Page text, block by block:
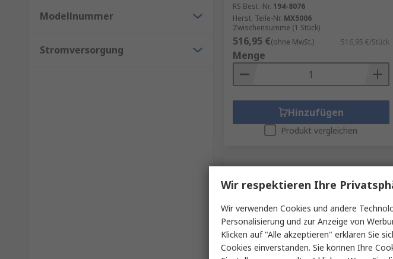
Modellnummer
Stromversorgung
RS Best.-Nr. 194-8076
Herst. Teile-Nr. MX5006
Zwischensumme (1 Stück)
516,95 €(ohne MwSt.) 516,95 €/Stück
Menge
Hinzufügen
Produkt vergleichen
Wir respektieren Ihre
Wir verwenden Cookies und andere
Personalisierung und zur Anzeige von
Klicken auf "Alle akzeptieren" erklären Sie
Cookies einverstanden. Sie können Ihre